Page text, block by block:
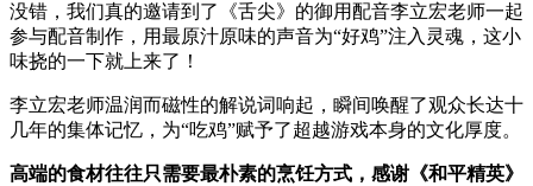
没错，我们真的邀请到了《舌尖》的御用配音李立宏老师一起
参与配音制作，用最原汁原味的声音为“好鸡”注入灵魂，这小
味挠的一下就上来了！
李立宏老师温润而磁性的解说词响起，瞬间唤醒了观众长达十
几年的集体记忆，为“吃鸡”赋予了超越游戏本身的文化厚度。
高端的食材往往只需要最朴素的烹饪方式，感谢《和平精英》